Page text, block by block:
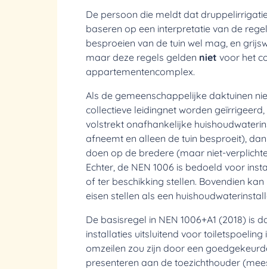
De persoon die meldt dat
baseren op een interpretatie van de
besproeien van de tuin wel mag, en
maar deze regels gelden niet voor het
appartementencomplex.
Als de gemeenschappelijke daktuinen
collectieve leidingnet worden
volstrekt onafhankelijke
afneemt en alleen de tuin besproeit),
doen op de bredere (maar niet-
Echter, de NEN 1006 is bedoeld voor
of ter beschikking stellen. Bovendien
eisen stellen als een
De basisregel in NEN 1006+A1 (2018) is
installaties uitsluitend voor toiletspoeling
omzeilen zou zijn door een
presenteren aan de toezichthouder